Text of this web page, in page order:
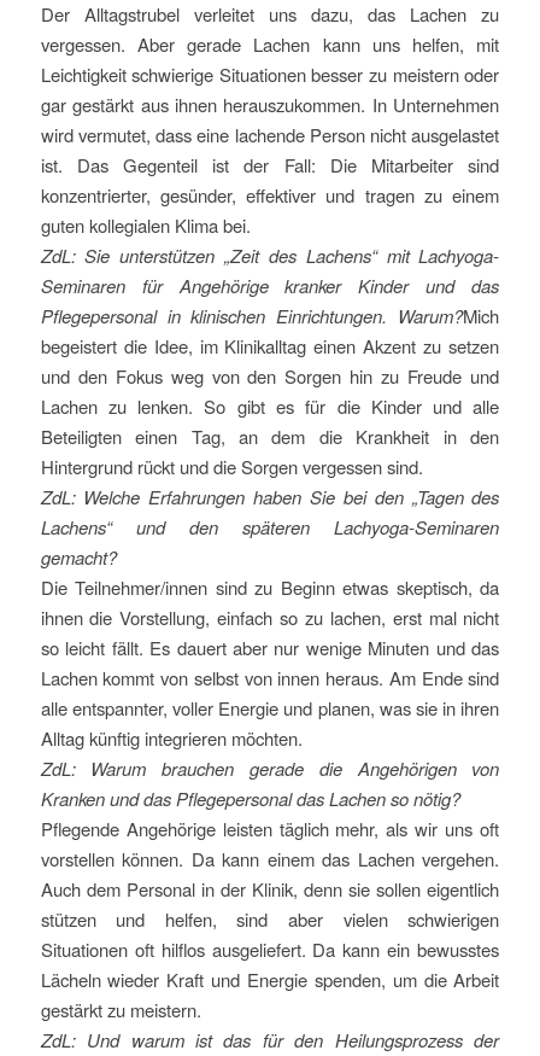
Der Alltagstrubel verleitet uns dazu, das Lachen zu
vergessen. Aber gerade Lachen kann uns helfen, mit
Leichtigkeit schwierige Situationen besser zu meistern oder
gar gestärkt aus ihnen herauszukommen. In Unternehmen
wird vermutet, dass eine lachende Person nicht ausgelastet
ist. Das Gegenteil ist der Fall: Die Mitarbeiter sind
konzentrierter, gesünder, effektiver und tragen zu einem
guten kollegialen Klima bei.
ZdL: Sie unterstützen „Zeit des Lachens“ mit Lachyoga-
Seminaren für Angehörige kranker Kinder und das
Pflegepersonal in klinischen Einrichtungen. Warum?Mich
begeistert die Idee, im Klinikalltag einen Akzent zu setzen
und den Fokus weg von den Sorgen hin zu Freude und
Lachen zu lenken. So gibt es für die Kinder und alle
Beteiligten einen Tag, an dem die Krankheit in den
Hintergrund rückt und die Sorgen vergessen sind.
ZdL: Welche Erfahrungen haben Sie bei den „Tagen des
Lachens“ und den späteren Lachyoga-Seminaren
gemacht?
Die Teilnehmer/innen sind zu Beginn etwas skeptisch, da
ihnen die Vorstellung, einfach so zu lachen, erst mal nicht
so leicht fällt. Es dauert aber nur wenige Minuten und das
Lachen kommt von selbst von innen heraus. Am Ende sind
alle entspannter, voller Energie und planen, was sie in ihren
Alltag künftig integrieren möchten.
ZdL: Warum brauchen gerade die Angehörigen von
Kranken und das Pflegepersonal das Lachen so nötig?
Pflegende Angehörige leisten täglich mehr, als wir uns oft
vorstellen können. Da kann einem das Lachen vergehen.
Auch dem Personal in der Klinik, denn sie sollen eigentlich
stützen und helfen, sind aber vielen schwierigen
Situationen oft hilflos ausgeliefert. Da kann ein bewusstes
Lächeln wieder Kraft und Energie spenden, um die Arbeit
gestärkt zu meistern.
ZdL: Und warum ist das für den Heilungsprozess der